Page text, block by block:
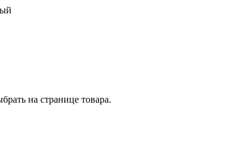
на странице товара.